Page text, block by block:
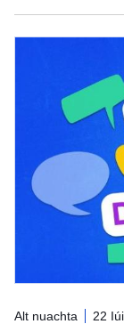
Alt nuachta 22